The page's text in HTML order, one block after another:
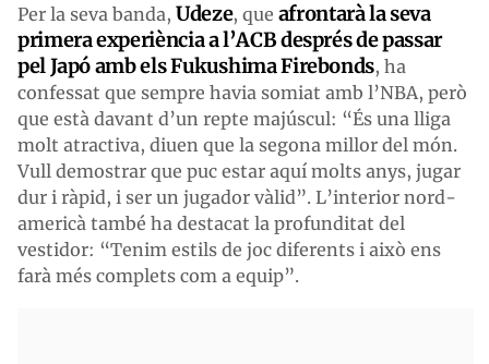
Per la seva banda, Udeze, que afrontarà la seva
primera experiència a l’ACB després de passar
pel Japó amb els Fukushima Firebonds, ha
confessat que sempre havia somiat amb l’NBA, però
que està davant d’un repte majúscul: “És una lliga
molt atractiva, diuen que la segona millor del món.
Vull demostrar que puc estar aquí molts anys, jugar
dur i ràpid, i ser un jugador vàlid”. L’interior nord-
americà també ha destacat la profunditat del
vestidor: “Tenim estils de joc diferents i això ens
farà més complets com a equip”.